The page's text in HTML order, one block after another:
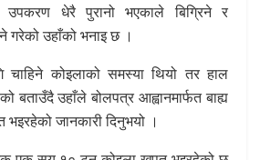
उपकरण धेरै पुरानो भएकाले बिग्रिने र
गरेको उहाँको भनाइ छ ।
चाहिने कोइलाको समस्या थियो तर हाल
बताउँदै उहाँले बोलपत्र आह्वानमार्फत बाह्य
जानकारी दिनुभयो ।